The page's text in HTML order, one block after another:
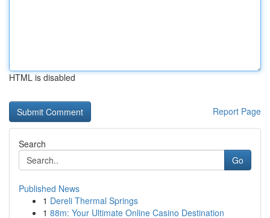
HTML is disabled
Report Page
Search
Go
Published News
1 Dereli Thermal Springs
1 88m: Your Ultimate Online Casino Destination